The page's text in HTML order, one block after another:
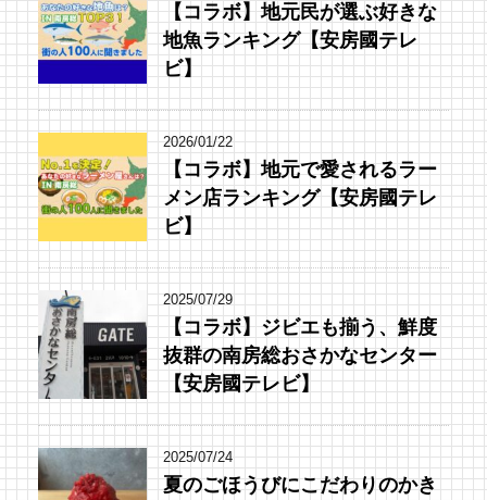
【コラボ】地元民が選ぶ好きな
地魚ランキング【安房國テレ
ビ】
2026/01/22
【コラボ】地元で愛されるラー
メン店ランキング【安房國テレ
ビ】
2025/07/29
【コラボ】ジビエも揃う、鮮度
抜群の南房総おさかなセンター
【安房國テレビ】
2025/07/24
夏のごほうびにこだわりのかき